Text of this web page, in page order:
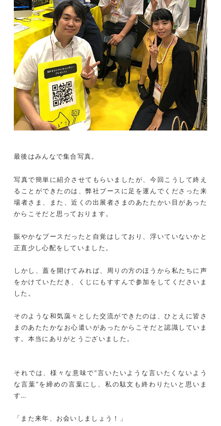
最後はみんなで集合写真。
写真で簡単に紹介させてもらいましたが、今回こうして終え
ることができたのは、弊社ブースに足を運んでくださった来
場者さま、また、近くの出展者さまのあたたかい目があった
からこそだと思っております。
賑やかなブースだったと自覚はしており、浮いていないかと
正直少し心配をしていました。
しかし、蓋を開けてみれば、周りの方のほうから私たちに声
をかけていただき、くじにもすすんで参加をしてくださいま
した。
そのような和気藹々とした交流ができたのは、ひとえに皆さ
まのあたたかなお心遣いがあったからこそだと認識していま
す。本当にありがとうございました。
それでは、様々な意味で“言いたいような言いたくないよう
な言葉”を締めの言葉にし、私の駄文も終わりたいと思いま
す…
「また来年、お会いしましょう！」